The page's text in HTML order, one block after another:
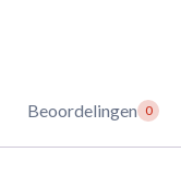
Beoordelingen 0